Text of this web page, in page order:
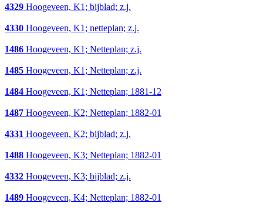
4329 Hoogeveen, K1; bijblad; z.j.
4330 Hoogeveen, K1; netteplan; z.j.
1486 Hoogeveen, K1; Netteplan; z.j.
1485 Hoogeveen, K1; Netteplan; z.j.
1484 Hoogeveen, K1; Netteplan; 1881-12
1487 Hoogeveen, K2; Netteplan; 1882-01
4331 Hoogeveen, K2; bijblad; z.j.
1488 Hoogeveen, K3; Netteplan; 1882-01
4332 Hoogeveen, K3; bijblad; z.j.
1489 Hoogeveen, K4; Netteplan; 1882-01